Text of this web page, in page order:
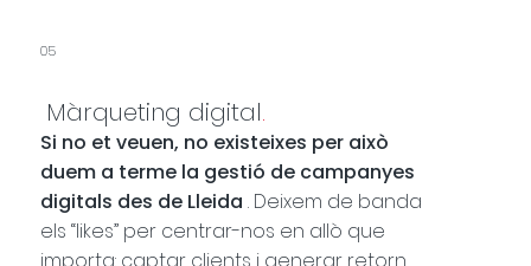
05
Màrqueting digital.
Si no et veuen, no existeixes per això
duem a terme la gestió de campanyes
digitals des de Lleida . Deixem de banda
els “likes” per centrar-nos en allò que